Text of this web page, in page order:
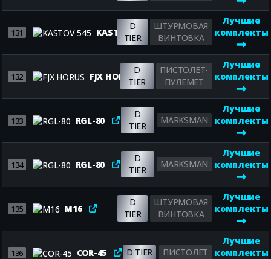
131 KASTOV 545
D
TIER
ШТУРМОВАЯ
ВИНТОВКА
Лучшие
комплекты
132 FJX HORUS
D
TIER
ПИСТОЛЕТ-
ПУЛЕМЕТ
Лучшие
комплекты
133 RGL-80
D
TIER
MARKSMAN
Лучшие
комплекты
134 RGL-80
D
TIER
MARKSMAN
Лучшие
комплекты
135 M16
D
TIER
ШТУРМОВАЯ
ВИНТОВКА
Лучшие
комплекты
136 COR-45 D TIER ПИСТОЛЕТ
Лучшие
комплекты